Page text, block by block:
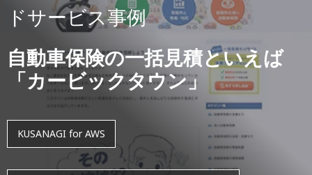
ドサービス事例
自動車保険の一括見積といえば
「カービックタウン」
KUSANAGI for AWS